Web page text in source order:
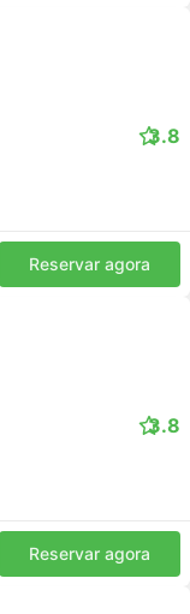
3.8
Reservar agora
3.8
Reservar agora